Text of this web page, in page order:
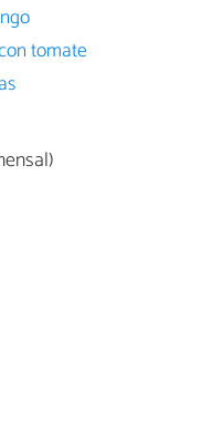
tomate